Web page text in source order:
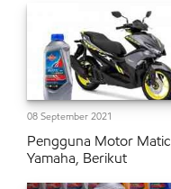
08 September 2021
Pengguna Motor Matic
Yamaha, Berikut